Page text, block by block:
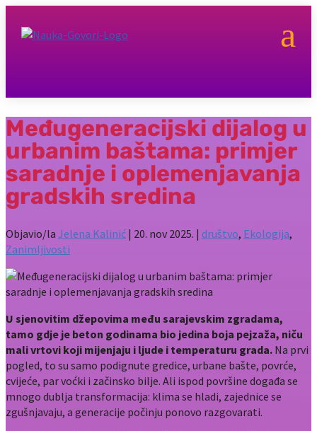
a
Međugeneracijski dijalog u
urbanim baštama: primjer
saradnje i oplemenjavanja
gradskih sredina
Objavio/la Jelena Kalinić | 20. nov 2025. | društvo, Ekologija,
Zanimljivosti
U sjenovitim džepovima među sarajevskim zgradama,
tamo gdje je beton godinama bio jedina boja pejzaža, niču
mali vrtovi koji mijenjaju i ljude i temperaturu grada. Na prvi
pogled, to su samo podignute gredice, urbane bašte, povrće,
cvijeće, par voćki i začinsko bilje. Ali ispod površine događa se
mnogo dublja transformacija: klima se hladi, zajednice se
zgušnjavaju, a generacije počinju ponovo razgovarati.